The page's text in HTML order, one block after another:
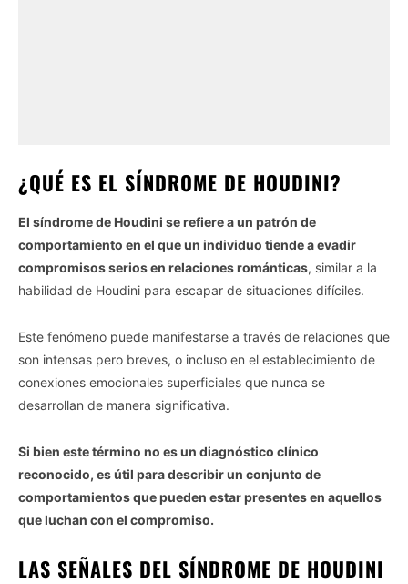
¿QUÉ ES EL SÍNDROME DE HOUDINI?
El síndrome de Houdini se refiere a un patrón de
comportamiento en el que un individuo tiende a evadir
compromisos serios en relaciones románticas, similar a la
habilidad de Houdini para escapar de situaciones difíciles.
Este fenómeno puede manifestarse a través de relaciones que
son intensas pero breves, o incluso en el establecimiento de
conexiones emocionales superficiales que nunca se
desarrollan de manera significativa.
Si bien este término no es un diagnóstico clínico
reconocido, es útil para describir un conjunto de
comportamientos que pueden estar presentes en aquellos
que luchan con el compromiso.
LAS SEÑALES DEL SÍNDROME DE HOUDINI